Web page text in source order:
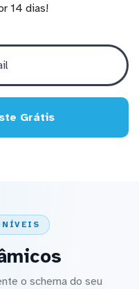
14 dias!
Grátis
o schema do seu